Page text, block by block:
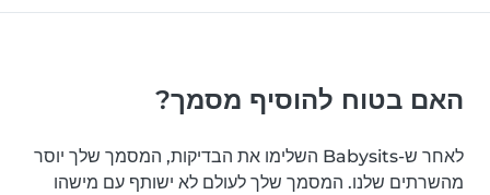
האם בטוח להוסיף מסמך?
לאחר ש-Babysits השלימו את הבדיקות, המסמך שלך יוסר
מהשרתים שלנו. המסמך שלך לעולם לא ישותף עם מישהו